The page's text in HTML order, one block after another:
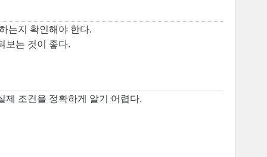
는지 확인해야 한다.
보는 것이 좋다.
제 조건을 정확하게 알기 어렵다.